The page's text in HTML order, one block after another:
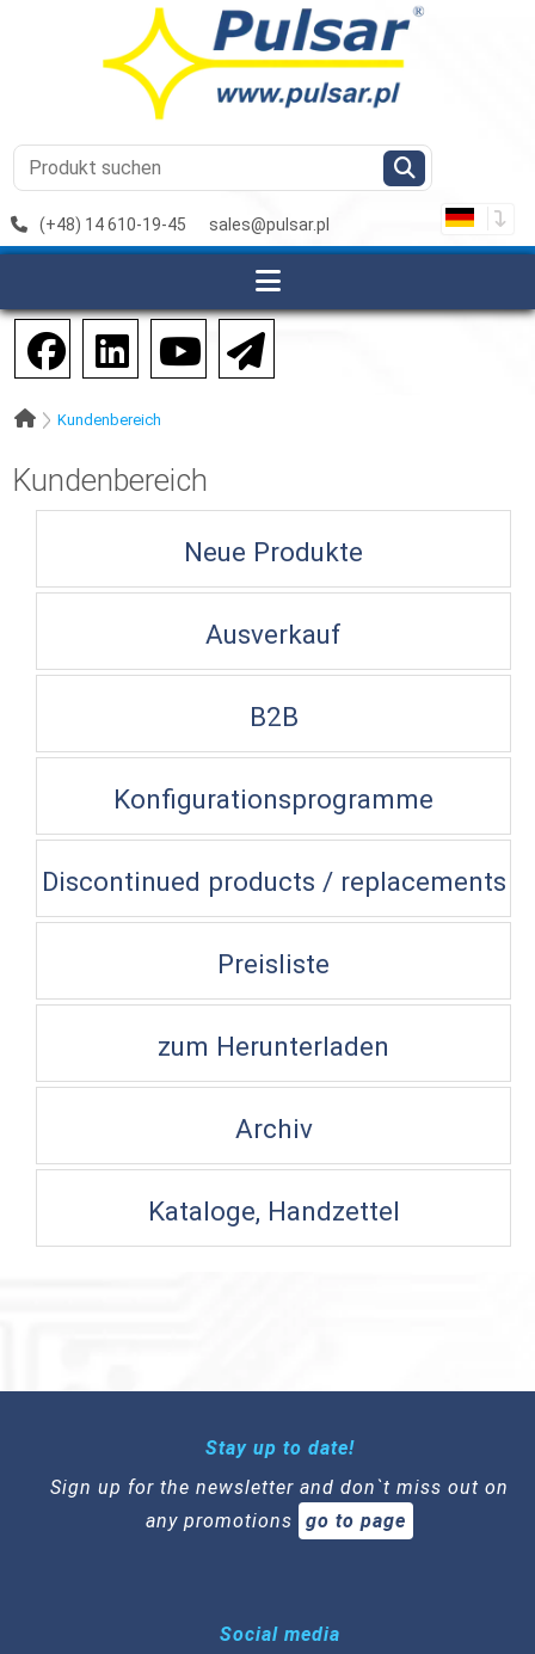
(+48) 14 610-19-45 sales@pulsar.pl
Kundenbereich
Kundenbereich
Neue Produkte
Ausverkauf
B2B
Konfigurationsprogramme
Discontinued products / replacements
Preisliste
zum Herunterladen
Archiv
Kataloge, Handzettel
Stay up to date!
Sign up for the newsletter and don`t miss out on
any promotions
go to page
Social media